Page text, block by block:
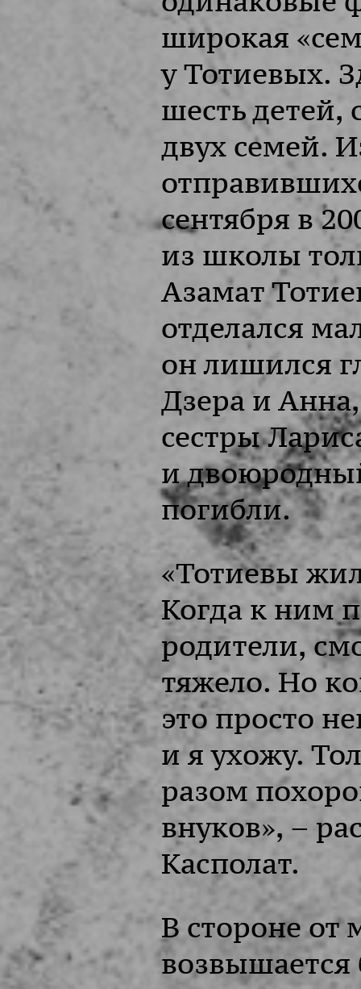
широкая
у Тотиевых.
шесть детей,
двух семей.
сентября в
из школы
Азамат
отделался
он лишился
Дзера и
сестры
и
погибли.
«Тотиевы
Когда к ним
родители,
тяжело. Но
это просто
и я ухожу.
разом
внуков», –
Касполат.
В стороне от
возвышается